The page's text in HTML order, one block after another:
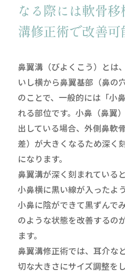
なる際には軟骨移
溝修正術で改善可
鼻翼溝（びよくこう）とは
いし横から鼻翼基部（鼻の
のことで、一般的には「小
れる部位です。小鼻（鼻翼
出している場合、外側鼻軟
差）が大きくなるため深く
になります。
鼻翼溝が深く刻まれている
小鼻横に黒い線が入ったよ
小鼻に陰ができて黒ずんで
のような状態を改善するの
ます。
鼻翼溝修正術では、耳介な
切な大きさにサイズ調整を